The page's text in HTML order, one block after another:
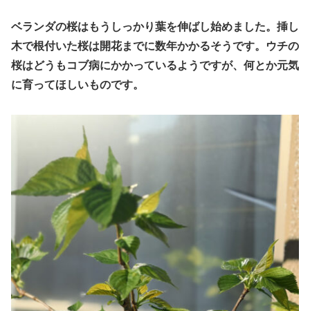
ベランダの桜は もうしっかり葉を伸ばし始めました。挿し
木で根付いた桜は開花までに数年かかるそうです。ウチの
桜はどうもコブ病にかかっているようですが、何とか元気
に育ってほしいものです。